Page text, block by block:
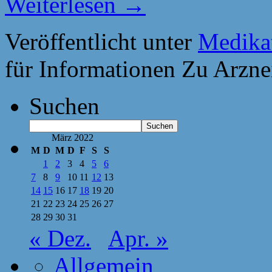
Veröffentlicht unter
für Informationen Zu
Suchen
Suchen
März 2022
M D M D F S
S
1
2 3 4 5
6
7
8 9 10 11 12 13
14 15 16 17 18 19 20
21 22 23 24 25 26 27
28 29 30 31
« Dez.
Apr. »
Allgemein